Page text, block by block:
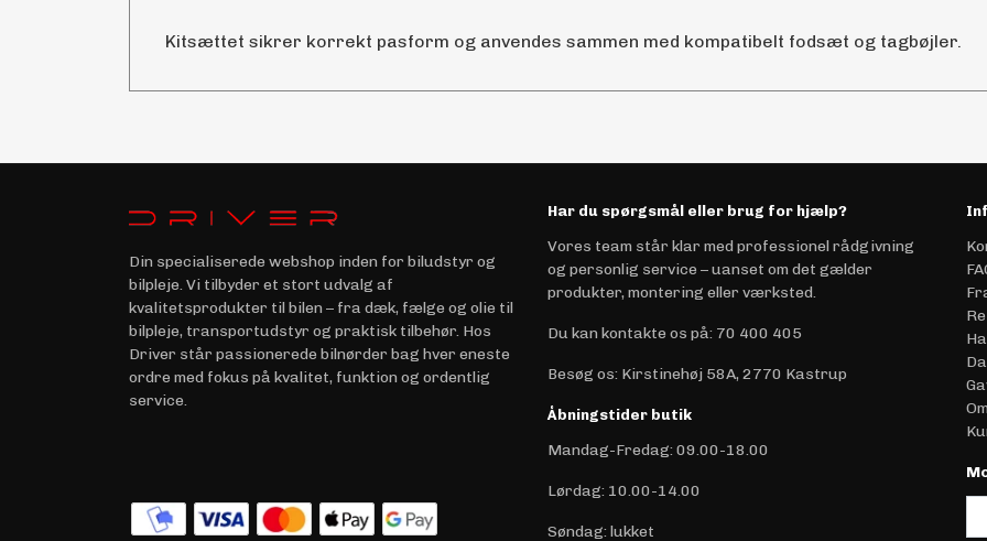
Kitsættet sikrer korrekt pasform og anvendes sammen med kompatibelt fodsæt og tagbøjler.
Din specialiserede webshop inden for biludstyr og
bilpleje. Vi tilbyder et stort udvalg af
kvalitetsprodukter til bilen – fra dæk, fælge og olie til
bilpleje, transportudstyr og praktisk tilbehør. Hos
Driver står passionerede bilnørder bag hver eneste
ordre med fokus på kvalitet, funktion og ordentlig
service.
Har du spørgsmål eller brug for hjælp?
Vores team står klar med professionel rådgivning
og personlig service – uanset om det gælder
produkter, montering eller værksted.
Du kan kontakte os på: 70 400 405
Besøg os: Kirstinehøj 58A, 2770 Kastrup
Åbningstider butik
Mandag-Fredag: 09.00-18.00
Lørdag: 10.00-14.00
Søndag: lukket